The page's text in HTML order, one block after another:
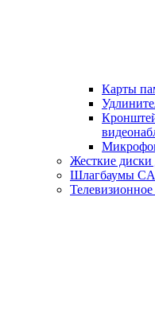
Карты
Жесткие диски
Шлагбаумы